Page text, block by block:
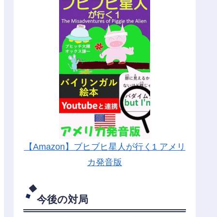
【Amazon】ブヒブヒ星人が行く1 アメリ
カ発音版
今後の対局